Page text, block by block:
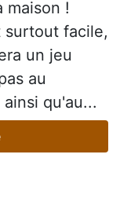
maison !
facile,
un jeu
au
qu'au...